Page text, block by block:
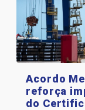
Acordo
reforça
do